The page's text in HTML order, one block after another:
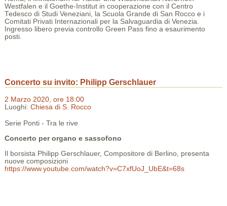
Westfalen e il Goethe-Institut in cooperazione con il Centro
Tedesco di Studi Veneziani, la Scuola Grande di San Rocco e i
Comitati Privati Internazionali per la Salvaguardia di Venezia.
Ingresso libero previa controllo Green Pass fino a esaurimento
posti.
Concerto su invito: Philipp Gerschlauer
2 Marzo 2020, ore 18:00
Luoghi: Chiesa di S. Rocco
Serie Ponti - Tra le rive
Concerto per organo e sassofono
Il borsista Philipp Gerschlauer, Compositore di Berlino, presenta
nuove composizioni
https://www.youtube.com/watch?v=C7xfUoJ_UbE&t=68s